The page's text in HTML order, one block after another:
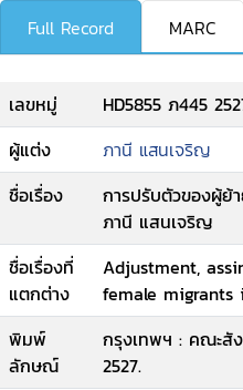
Full Record MARC
เลขหมู่
HD5855 ภ445
ผู้แต่ง
ภานี แสนเจริญ
ชื่อเรื่อง
การปรับตัวของผู้ย้
ภานี แสนเจริญ
ชื่อเรื่องที่
แตกต่าง
Adjustment,
female migrants
พิมพ์
ลักษณ์
กรุงเทพฯ : คณะสั
2527.